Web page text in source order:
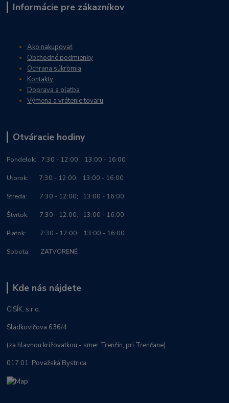
Informácie pre zákazníkov
Ako nakupovať
Obchodné podmienky
Ochrana súkromia
Kontakty
Doprava a platba
Výmena a vrátenie tovaru
Otváracie hodiny
Pondelok: 7:30 - 12:00; 13:00 - 16:00
Utorok: 7:30 - 12:00; 13:00 - 16:00
Streda: 7:30 - 12:00; 13:00 - 16:00
Štvrtok: 7:30 - 12:00; 13:00 - 16:00
Piatok: 7:30 - 12:00; 13:00 - 16:00
Sobota: ZATVORENÉ
Kde nás nájdete
CISÍK, s.r.o.
Sládkovičova 636/4
(za hlavnou križovatkou - smer Trenčín, pri Trenčane)
017 01 Považská Bystrica